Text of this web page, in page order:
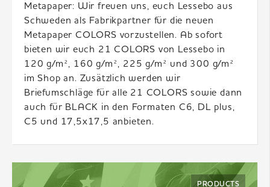
Metapaper: Wir freuen uns, euch Lessebo aus
Schweden als Fabrikpartner für die neuen
Metapaper COLORS vorzustellen. Ab sofort
bieten wir euch 21 COLORS von Lessebo in
120 g/m², 160 g/m², 225 g/m² und 300 g/m²
im Shop an. Zusätzlich werden wir
Briefumschläge für alle 21 COLORS sowie dann
auch für BLACK in den Formaten C6, DL plus,
C5 und 17,5x17,5 anbieten.
PRODUCTS